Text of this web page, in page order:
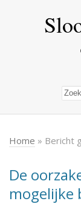
Home » Bericht
De
mogelijke